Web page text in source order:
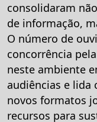
consolidaram
de informação,
O número de
concorrência
neste ambiente
audiências e lida
novos formatos
recursos para